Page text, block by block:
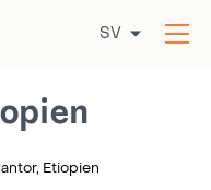
SV
Etiopien